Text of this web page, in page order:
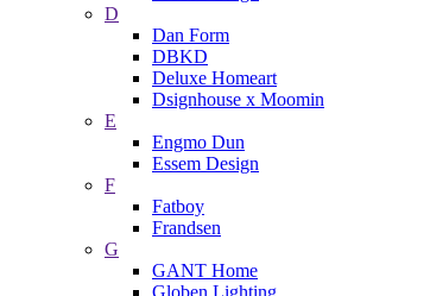
D
Dan Form
DBKD
Deluxe Homeart
Dsignhouse x Moomin
E
Engmo Dun
Essem Design
F
Fatboy
Frandsen
G
GANT Home
Globen Lighting